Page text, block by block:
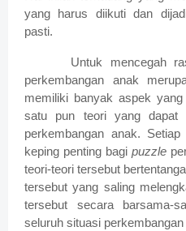
yang harus diikuti dan
pasti.
Untuk mencegah
perkembangan anak
memiliki banyak aspek
satu pun teori yang dapat
perkembangan anak.
keping penting bagi puzzle
teori-teori tersebut
tersebut yang saling
tersebut secara barsama-
seluruh situasi